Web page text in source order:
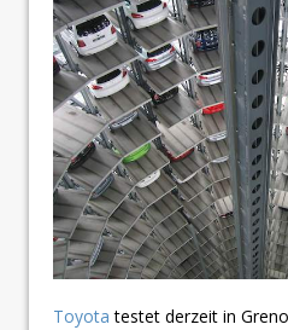
Toyota testet derzeit in